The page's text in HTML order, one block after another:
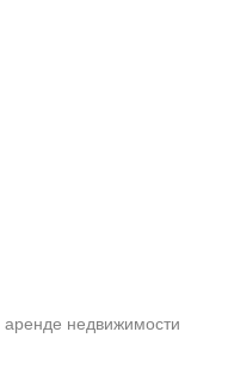
недвижимости